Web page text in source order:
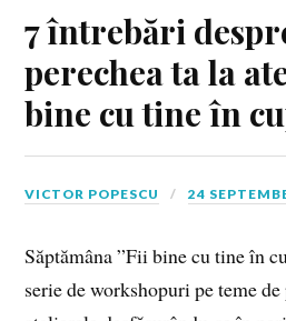
7 întrebări
perechea ta la
bine cu tine în
VICTOR POPESCU 24
Săptămâna ”Fii bine cu tine în
serie de workshopuri pe teme